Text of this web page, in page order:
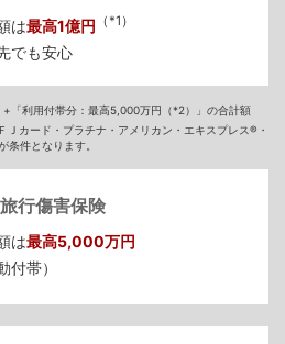
は最高1億円 （*1）
でも安心
+「利用付帯分：最高5,000万円（*2）」の合計額
Ｊカード・プラチナ・アメリカン・エキスプレス®・
条件となります。
行傷害保険
は最高5,000万円
付帯）